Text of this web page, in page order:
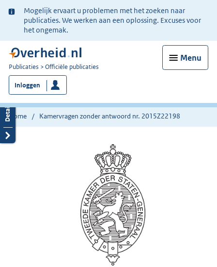
Ter
informatie:
Mogelijk ervaart u problemen met het zoeken naar
publicaties. We werken aan een oplossing. Excuses voor
het ongemak.
Menu
U
bent
nu
hier:
Publicaties Officiële publicaties
Inloggen
Home Kamervragen zonder antwoord nr. 2015Z22198